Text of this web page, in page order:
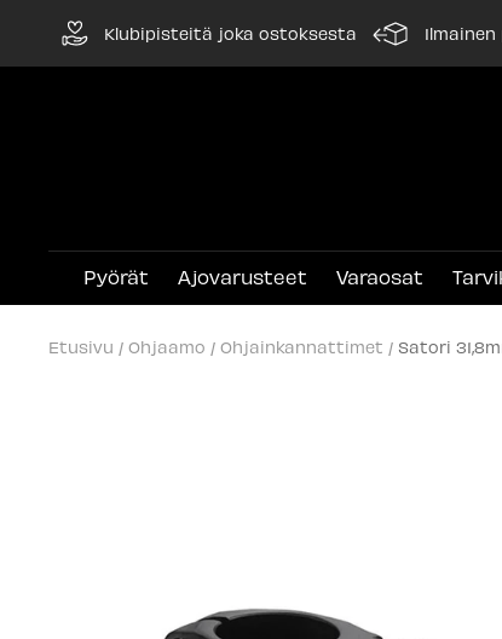
sisältöön
Klubipisteitä joka ostoksesta
Pyörät Ajovarusteet Varaosat
Etusivu Ohjaamo Ohjainkannattimet Satori